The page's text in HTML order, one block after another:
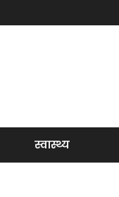
स्वास्थ्य